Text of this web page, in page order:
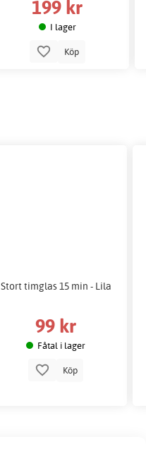
199 kr
I lager
Köp
Stort timglas 15 min - Lila
99 kr
Fåtal i lager
Köp